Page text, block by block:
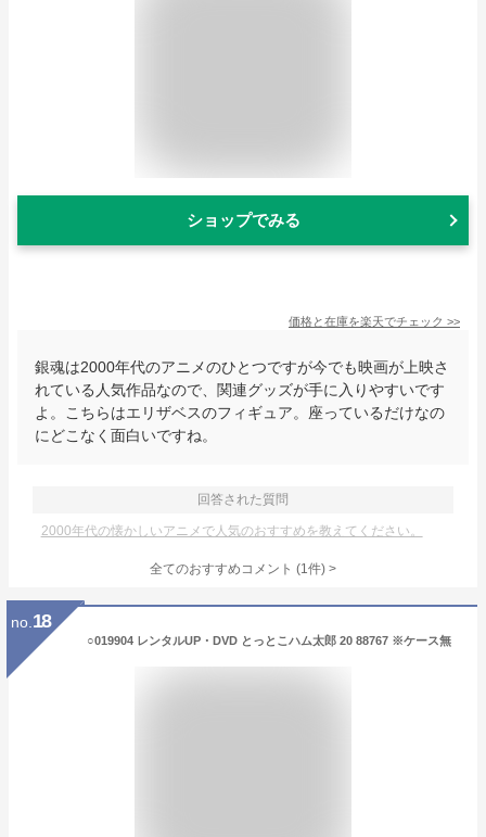
ショップでみる
価格と在庫を楽天でチェック >>
銀魂は2000年代のアニメのひとつですが今でも映画が上映さ
れている人気作品なので、関連グッズが手に入りやすいです
よ。こちらはエリザベスのフィギュア。座っているだけなの
にどこなく面白いですね。
回答された質問
2000年代の懐かしいアニメで人気のおすすめを教えてください。
全てのおすすめコメント (1件) >
no. 18
○019904 レンタルUP・DVD とっとこハム太郎 20 88767 ※ケース無